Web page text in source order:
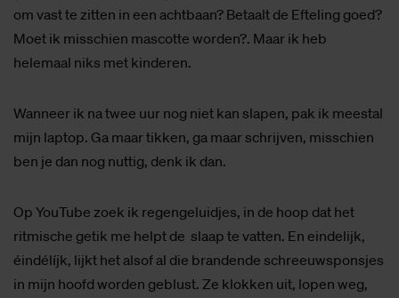
om vast te zitten in een achtbaan? Betaalt de Efteling goed?
Moet ik misschien mascotte worden?. Maar ik heb
helemaal niks met kinderen.
Wanneer ik na twee uur nog niet kan slapen, pak ik meestal
mijn laptop. Ga maar tikken, ga maar schrijven, misschien
ben je dan nog nuttig, denk ik dan.
Op YouTube zoek ik regengeluidjes, in de hoop dat het
ritmische getik me helpt de slaap te vatten. En eindelijk,
éindélíjk, lijkt het alsof al die brandende schreeuwsponsjes
in mijn hoofd worden geblust. Ze klokken uit, lopen weg,